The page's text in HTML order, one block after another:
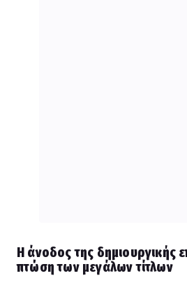
Η άνοδος της δημιουργικής
πτώση των μεγάλων τίτλων